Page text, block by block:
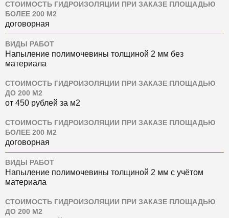
СТОИМОСТЬ ГИДРОИЗОЛЯЦИИ ПРИ ЗАКАЗЕ ПЛОЩАДЬЮ
БОЛЕЕ 200 М2
договорная
ВИДЫ РАБОТ
Напыление полимочевины толщиной 2 мм без
материала
СТОИМОСТЬ ГИДРОИЗОЛЯЦИИ ПРИ ЗАКАЗЕ ПЛОЩАДЬЮ
ДО 200 М2
от 450 рублей за м2
СТОИМОСТЬ ГИДРОИЗОЛЯЦИИ ПРИ ЗАКАЗЕ ПЛОЩАДЬЮ
БОЛЕЕ 200 М2
договорная
ВИДЫ РАБОТ
Напыление полимочевины толщиной 2 мм с учётом
материала
СТОИМОСТЬ ГИДРОИЗОЛЯЦИИ ПРИ ЗАКАЗЕ ПЛОЩАДЬЮ
ДО 200 М2